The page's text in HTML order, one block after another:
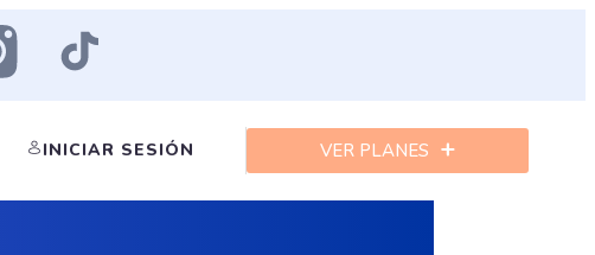
INICIAR SESIÓN VER PLANES